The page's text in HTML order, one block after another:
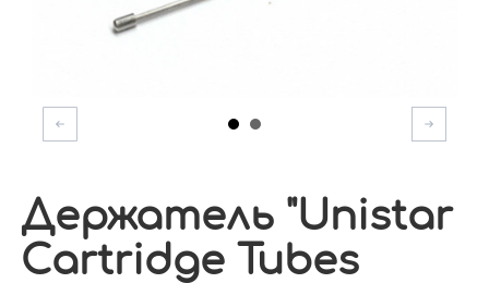
Держатель "Unistar
Cartridge Tubes